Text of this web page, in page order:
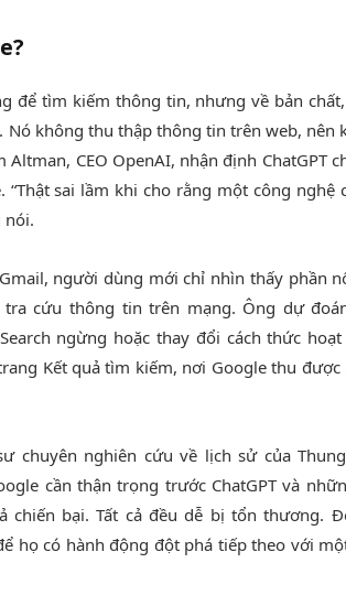
để tìm kiếm thông tin, nhưng về bản
không thu thập thông tin trên web, nên
CEO OpenAI, nhận định ChatGPT
sai lầm khi cho rằng một công nghệ
nói.
người dùng mới chỉ nhìn thấy phần
cứu thông tin trên mạng. Ông dự
ngừng hoặc thay đổi cách thức
Kết quả tìm kiếm, nơi Google thu được
chuyên nghiên cứu về lịch sử của
cần thận trọng trước ChatGPT và
chiến bại. Tất cả đều dễ bị tổn thương.
họ có hành động đột phá tiếp theo với